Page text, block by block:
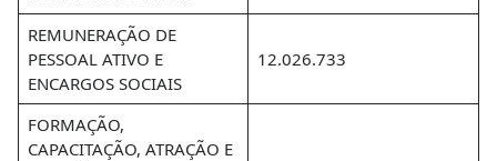
REMUNERAÇÃO DE
PESSOAL ATIVO E
ENCARGOS SOCIAIS
12.026.733
FORMAÇÃO,
CAPACITAÇÃO, ATRAÇÃO E